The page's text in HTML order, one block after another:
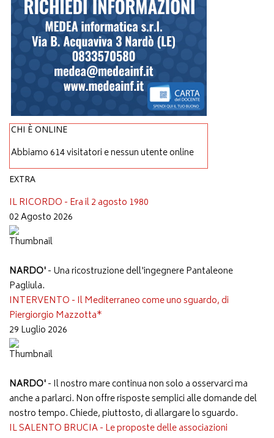
CHI È ONLINE
Abbiamo 614 visitatori e nessun utente online
EXTRA
IL RICORDO - Era il 2 agosto 1980
02 Agosto 2026
NARDO'- Una ricostruzione dell'ingegnere Pantaleone
Pagliula.
INTERVENTO - Il Mediterraneo come uno sguardo, di
Piergiorgio Mazzotta*
29 Luglio 2026
NARDO'- Il nostro mare continua non solo a osservarci ma
anche a parlarci. Non offre risposte semplici alle domande del
nostro tempo. Chiede, piuttosto, di allargare lo sguardo.
IL SALENTO BRUCIA - Le proposte delle associazioni